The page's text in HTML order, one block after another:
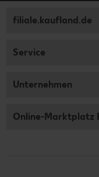
filiale.kaufland.de
Service
Unternehmen
Online-Marktplatz